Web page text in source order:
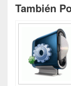
También